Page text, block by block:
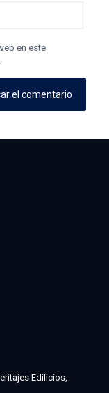
en este
Edilicios,